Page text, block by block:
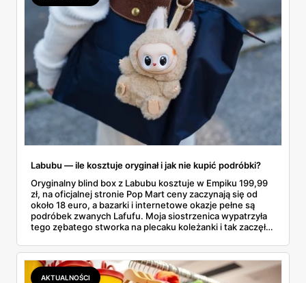
Labubu — ile kosztuje oryginał i jak nie kupić podróbki?
Oryginalny blind box z Labubu kosztuje w Empiku 199,99
zł, na oficjalnej stronie Pop Mart ceny zaczynają się od
około 18 euro, a bazarki i internetowe okazje pełne są
podróbek zwanych Lafufu. Moja siostrzenica wypatrzyła
tego zębatego stworka na plecaku koleżanki i tak zaczęło
kosztuje i po czym poznać, że sprzedawca nie wciska nam
podróbki. Spisałam wszystko, czego się dowiedziałam —
łącznie z jedną wpadką, o której za chwilę.
AKTUALNOŚCI